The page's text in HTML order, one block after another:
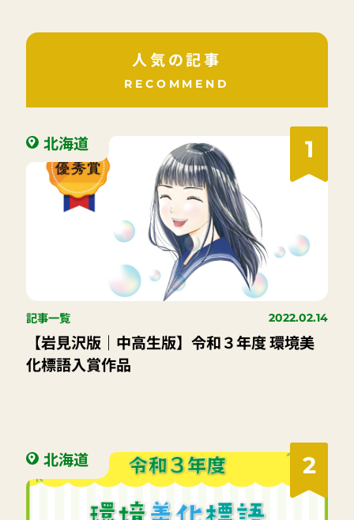
人気の記事
RECOMMEND
1
北海道
記事一覧 2022.02.14
【岩見沢版｜中高生版】令和３年度 環境美
化標語入賞作品
2
北海道